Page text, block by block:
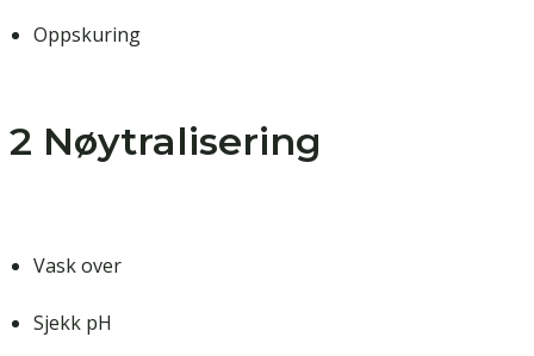
Oppskuring
2 Nøytralisering
Vask over
Sjekk pH